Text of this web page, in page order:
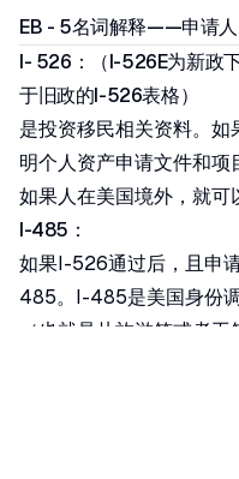
EB - 5名词解释——申请人
I- 526：（I-526E为新政
于旧政的I-526表格）
是投资移民相关资料。
明个人资产申请文件和项
如果人在美国境外，就可
I-485：
如果I-526通过后，且申
485。I-485是美国身份
（也就是从旅游签或者工